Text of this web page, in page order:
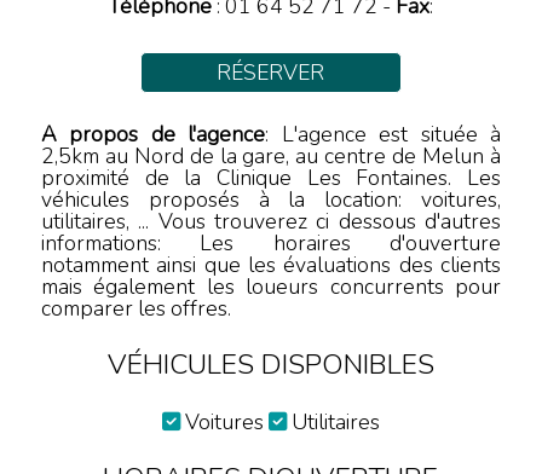
Téléphone :01 64 52 71 72 - Fax:
RÉSERVER
A propos de l'agence: L'agence est située à
2,5km au Nord de la gare, au centre de Melun à
proximité de la Clinique Les Fontaines. Les
véhicules proposés à la location: voitures,
utilitaires, ... Vous trouverez ci dessous d'autres
informations: Les horaires d'ouverture
notamment ainsi que les évaluations des clients
mais également les loueurs concurrents pour
comparer les offres.
VÉHICULES DISPONIBLES
Voitures Utilitaires